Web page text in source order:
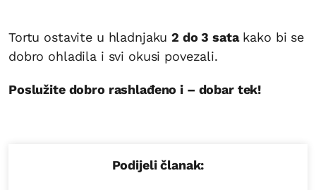
Tortu ostavite u hladnjaku2 do 3 satakako bi se
dobro ohladila i svi okusi povezali.
Poslužite dobro rashlađeno i – dobar tek!
Podijeli članak: